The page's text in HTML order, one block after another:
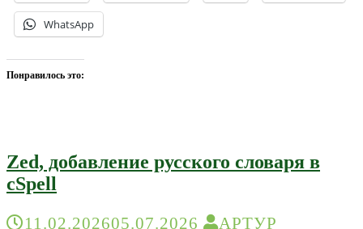
WhatsApp
Понравилось это:
Zed, добавление русского словаря в
cSpell
11.02.202605.07.2026
АРТУР